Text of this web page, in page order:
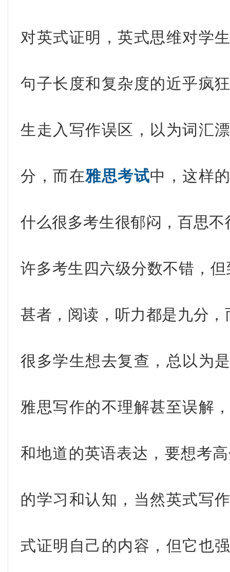
对英式证明，英式思维对学
句子长度和复杂度的近乎疯
生走入写作误区，以为词汇
分，而在雅思考试中，这样
什么很多考生很郁闷，百思
许多考生四六级分数不错，
甚者，阅读，听力都是九分
很多学生想去复查，总以为
雅思写作的不理解甚至误解
和地道的英语表达，要想考
的学习和认知，当然英式写
式证明自己的内容，但它也